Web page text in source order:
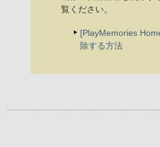
覧ください。
[PlayMemories
除する方法